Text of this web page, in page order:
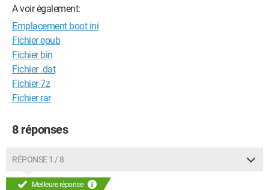
A voir également:
Emplacement boot ini
Fichier epub
Fichier bin
Fichier .dat
Fichier 7z
Fichier rar
8 réponses
RÉPONSE 1 / 8
Meilleure réponse